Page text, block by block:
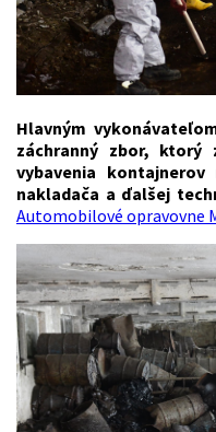
Hlavným
záchranný zbor, ktorý
vybavenia
nakladača a ďalšej
Automobilové opravovne